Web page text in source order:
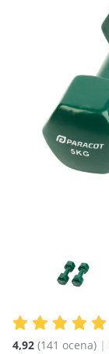
4,92 (141 ocena) |